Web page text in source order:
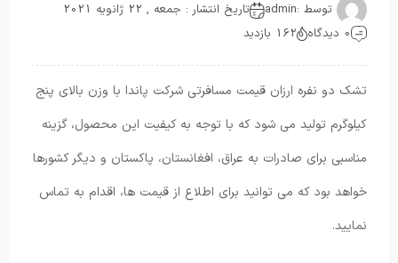
توسط :admin
تاریخ انتشار : جمعه , 22 ژانویه 2021
0 دیدگاه
162 بازدید
تشک دو نفره ارزان قیمت مسافرتی شرکت پاندا با وزن بالای پنج
کیلوگرم تولید می شود که با توجه به کیفیت این محصول، گزینه
مناسبی برای صادرات به عراق، افغانستان، پاکستان و دیگر کشورها
خواهد بود که می توانید برای اطلاع از قیمت ها، اقدام به تماس
نمایید.